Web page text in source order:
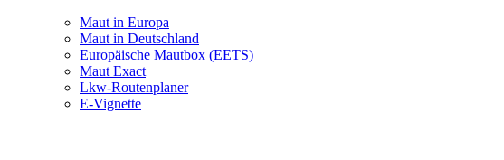
Maut in Europa
Maut in Deutschland
Europäische Mautbox (EETS)
Maut Exact
Lkw-Routenplaner
E-Vignette